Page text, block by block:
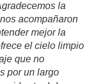
la
acompañaron
mejor la
el cielo limpio
que no
por un largo